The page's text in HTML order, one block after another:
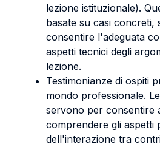
lezione istituzionale).
basate su casi concreti,
consentire l'adeguata
aspetti tecnici degli
lezione.
Testimonianze di ospiti
mondo professionale.
servono per consentire
comprendere gli aspetti
dell'interazione tra